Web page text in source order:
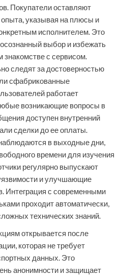
Покупатели оставляют
указывая на плюсы и
исполнителем. Это
выбор и избежать
знакомстве с сервисом.
следят за достоверностью
сфабрикованные
работает
возникающие вопросы в
доступен внутренний
сделки до ее оплаты.
в выходные дни,
времени для изучения
регулярно выпускают
и улучшающие
Интеграция с современными
проходит автоматически,
технических знаний.
открывается после
которая не требует
данных. Это
анонимности и защищает